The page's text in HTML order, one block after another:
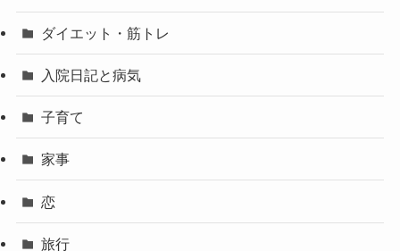
ダイエット・筋トレ
入院日記と病気
子育て
家事
恋
旅行